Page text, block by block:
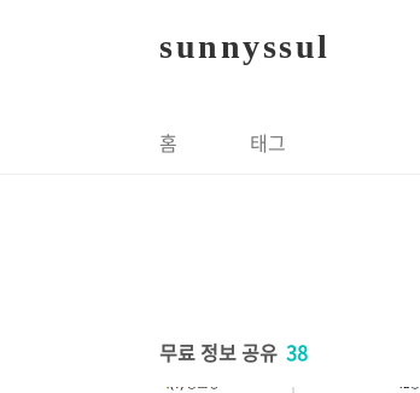
sunnyssul
홈 태그
무료 정보 공유 38